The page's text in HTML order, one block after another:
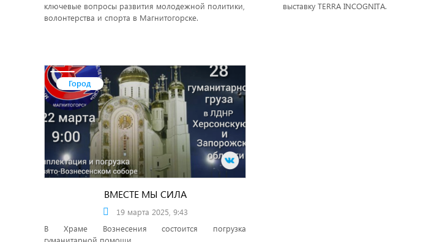
ключевые вопросы развития молодежной политики,
волонтерства и спорта в Магнитогорске.
выставку TERRA INCOGNITA.
Город
ВМЕСТЕ МЫ СИЛА
19 марта 2025, 9:43
В Храме Вознесения состоится погрузка
гуманитарной помощи.